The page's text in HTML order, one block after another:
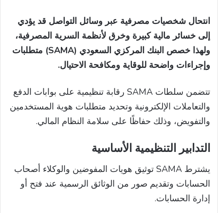
انتحال شخصيات مصرفية عبر وسائل التواصل قد يؤدي
إلى خسائر مالية كبيرة وخرق لأنظمة السرية المصرفية،
ولهذا خصص البنك المركزي السعودي (SAMA) متطلبات
وإجراءات واضحة للوقاية ومكافحة الاحتيال.
تتضمن سلطات SAMA رقابة تنظيمية على بوابات الدفع
والتعاملات الإلكترونية وتحديد متطلبات هوية المستخدمين
والتفويض، وذلك حفاظًا على سلامة النظام المالي.
التدابير التنظيمية الأساسية
يشترط SAMA توثيق هويات المفوضين والوكلاء أصحاب
الحسابات وتقديم صور من الوثائق الرسمية عند فتح أو
إدارة الحسابات.